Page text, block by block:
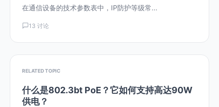
在通信设备的技术参数表中，IP防护等级常...
13 讨论
RELATED TOPIC
什么是802.3bt PoE？它如何支持高达90W
供电？